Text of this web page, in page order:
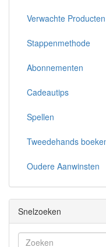
Verwachte Producten
Stappenmethode
Abonnementen
Cadeautips
Spellen
Tweedehands
Oudere Aanwinsten
Snelzoeken